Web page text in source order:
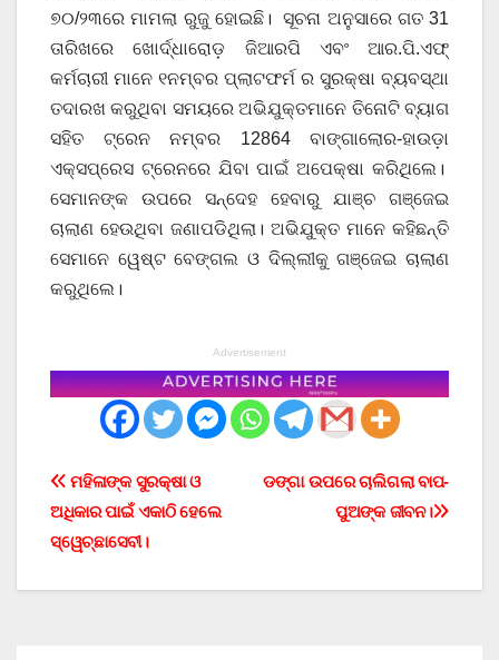
୭୦/୨୩ରେ ମାମଲା ରୁଜୁ ହୋଇଛି। ସୂଚନା ଅନୁସାରେ ଗତ 31
ତାରିଖରେ ଖୋର୍ଦ୍ଧାରୋଡ଼ ଜିଆରପି ଏବଂ ଆର.ପି.ଏଫ୍
କର୍ମଚାରୀ ମାନେ ୧ନମ୍ବର ପ୍ଲାଟଫର୍ମ ର ସୁରକ୍ଷା ବ୍ୟବସ୍ଥା
ତଦାରଖ କରୁଥିବା ସମୟରେ ଅଭିଯୁକ୍ତମାନେ ତିନୋଟି ବ୍ୟାଗ
ସହିତ ଟ୍ରେନ ନମ୍ବର 12864 ବାଙ୍ଗାଲୋର-ହାଉଡ଼ା
ଏକ୍ସପ୍ରେସ ଟ୍ରେନରେ ଯିବା ପାଇଁ ଅପେକ୍ଷା କରିଥିଲେ।
ସେମାନଙ୍କ ଉପରେ ସନ୍ଦେହ ହେବାରୁ ଯାଞ୍ଚ ଗଞ୍ଜେଇ
ଚାଲାଣ ହେଉଥିବା ଜଣାପଡିଥିଲା। ଅଭିଯୁକ୍ତ ମାନେ କହିଛନ୍ତି
ସେମାନେ ୱେଷ୍ଟ ବେଙ୍ଗଲ ଓ ଦିଲ୍ଲୀକୁ ଗଞ୍ଜେଇ ଚାଲାଣ
କରୁଥିଲେ।
Advertisement
Post
navigation
ଡଙ୍ଗା ଉପରେ ଚାଲିଗଲା ବାପ-
ପୁଅଙ୍କ ଜୀବନ।
ମହିଳାଙ୍କ ସୁରକ୍ଷା ଓ
ଅଧିକାର ପାଇଁ ଏକାଠି ହେଲେ
ସ୍ୱେଚ୍ଛାସେବୀ।